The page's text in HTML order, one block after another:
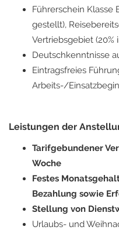
Führerschein Klasse
gestellt),
Vertriebsgebiet (20%
Deutschkenntnisse
Eintragsfreies
Arbeits-/
Leistungen der
Tarifgebundener
Woche
Festes
Bezahlung sowie
Stellung von
Urlaubs- und